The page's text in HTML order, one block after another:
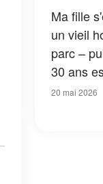
Ma fille
un vieil
parc –
30 ans
poche, et
20 mai 2026